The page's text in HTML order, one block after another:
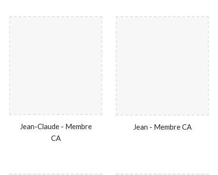
Jean-Claude- Membre
CA
Jean - Membre CA